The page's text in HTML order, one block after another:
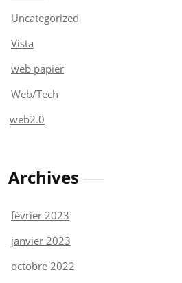
Uncategorized
Vista
web papier
Web/Tech
web2.0
Archives
février 2023
janvier 2023
octobre 2022